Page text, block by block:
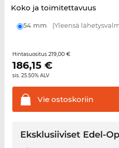
Koko ja toimitettavuus
54 mm (Yleensä
Hintasuositus 219,00 €
186,15€
sis. 25.50% ALV
Vieostoskoriin
Eksklusiiviset Edel-